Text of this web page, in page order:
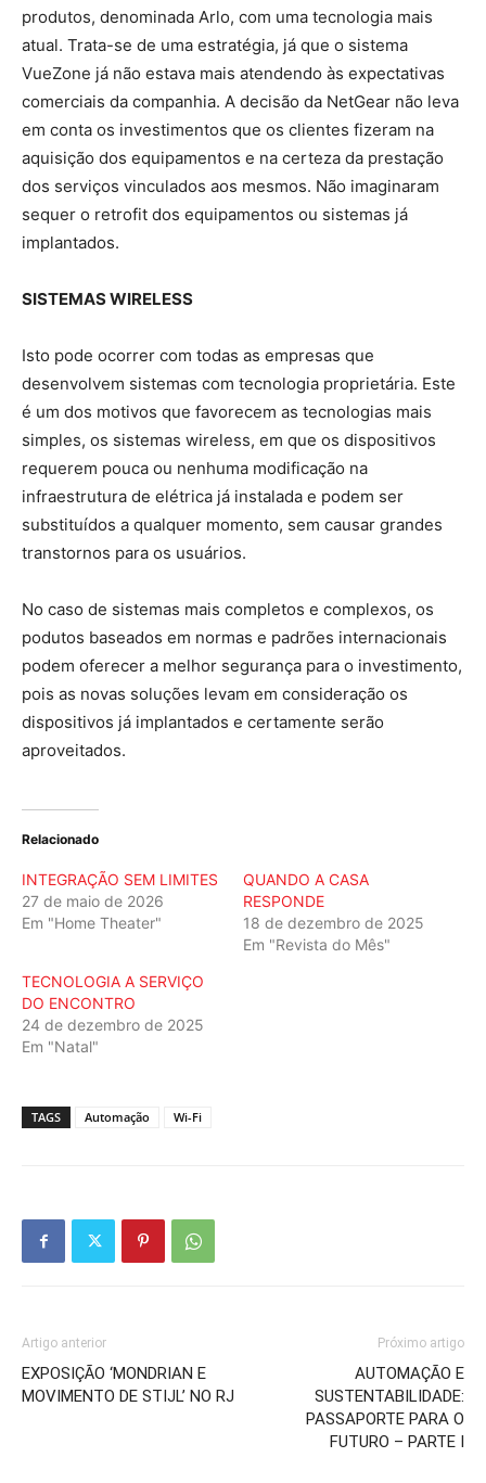
produtos, denominada Arlo, com uma tecnologia mais
atual. Trata-se de uma estratégia, já que o sistema
VueZone já não estava mais atendendo às expectativas
comerciais da companhia. A decisão da NetGear não leva
em conta os investimentos que os clientes fizeram na
aquisição dos equipamentos e na certeza da prestação
dos serviços vinculados aos mesmos. Não imaginaram
sequer o retrofit dos equipamentos ou sistemas já
implantados.
SISTEMAS WIRELESS
Isto pode ocorrer com todas as empresas que
desenvolvem sistemas com tecnologia proprietária. Este
é um dos motivos que favorecem as tecnologias mais
simples, os sistemas wireless, em que os dispositivos
requerem pouca ou nenhuma modificação na
infraestrutura de elétrica já instalada e podem ser
substituídos a qualquer momento, sem causar grandes
transtornos para os usuários.
No caso de sistemas mais completos e complexos, os
podutos baseados em normas e padrões internacionais
podem oferecer a melhor segurança para o investimento,
pois as novas soluções levam em consideração os
dispositivos já implantados e certamente serão
aproveitados.
Relacionado
INTEGRAÇÃO SEM LIMITES
27 de maio de 2026
Em "Home Theater"
QUANDO A CASA
RESPONDE
18 de dezembro de 2025
Em "Revista do Mês"
TECNOLOGIA A SERVIÇO
DO ENCONTRO
24 de dezembro de 2025
Em "Natal"
TAGS Automação Wi-Fi
Artigo anterior
EXPOSIÇÃO ‘MONDRIAN E
MOVIMENTO DE STIJL’ NO RJ
Próximo artigo
AUTOMAÇÃO E
SUSTENTABILIDADE:
PASSAPORTE PARA O
FUTURO – PARTE I